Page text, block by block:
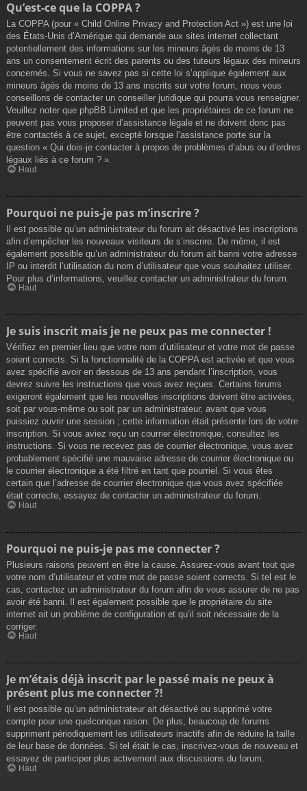
Qu’est-ce que la COPPA ?
La COPPA (pour « Child Online Privacy and Protection Act ») est une loi
des États-Unis d’Amérique qui demande aux sites internet collectant
potentiellement des informations sur les mineurs âgés de moins de 13
ans un consentement écrit des parents ou des tuteurs légaux des mineurs
concernés. Si vous ne savez pas si cette loi s’applique également aux
mineurs âgés de moins de 13 ans inscrits sur votre forum, nous vous
conseillons de contacter un conseiller juridique qui pourra vous renseigner.
Veuillez noter que phpBB Limited et que les propriétaires de ce forum ne
peuvent pas vous proposer d’assistance légale et ne doivent donc pas
être contactés à ce sujet, excepté lorsque l’assistance porte sur la
question « Qui dois-je contacter à propos de problèmes d’abus ou d’ordres
légaux liés à ce forum ? ».
Haut
Pourquoi ne puis-je pas m’inscrire ?
Il est possible qu’un administrateur du forum ait désactivé les inscriptions
afin d’empêcher les nouveaux visiteurs de s’inscrire. De même, il est
également possible qu’un administrateur du forum ait banni votre adresse
IP ou interdit l’utilisation du nom d’utilisateur que vous souhaitez utiliser.
Pour plus d’informations, veuillez contacter un administrateur du forum.
Haut
Je suis inscrit mais je ne peux pas me connecter !
Vérifiez en premier lieu que votre nom d’utilisateur et votre mot de passe
soient corrects. Si la fonctionnalité de la COPPA est activée et que vous
avez spécifié avoir en dessous de 13 ans pendant l’inscription, vous
devrez suivre les instructions que vous avez reçues. Certains forums
exigeront également que les nouvelles inscriptions doivent être activées,
soit par vous-même ou soit par un administrateur, avant que vous
puissiez ouvrir une session ; cette information était présente lors de votre
inscription. Si vous aviez reçu un courrier électronique, consultez les
instructions. Si vous ne recevez pas de courrier électronique, vous avez
probablement spécifié une mauvaise adresse de courrier électronique ou
le courrier électronique a été filtré en tant que pourriel. Si vous êtes
certain que l’adresse de courrier électronique que vous avez spécifiée
était correcte, essayez de contacter un administrateur du forum.
Haut
Pourquoi ne puis-je pas me connecter ?
Plusieurs raisons peuvent en être la cause. Assurez-vous avant tout que
votre nom d’utilisateur et votre mot de passe soient corrects. Si tel est le
cas, contactez un administrateur du forum afin de vous assurer de ne pas
avoir été banni. Il est également possible que le propriétaire du site
internet ait un problème de configuration et qu’il soit nécessaire de la
corriger.
Haut
Je m’étais déjà inscrit par le passé mais ne peux à
présent plus me connecter ?!
Il est possible qu’un administrateur ait désactivé ou supprimé votre
compte pour une quelconque raison. De plus, beaucoup de forums
suppriment périodiquement les utilisateurs inactifs afin de réduire la taille
de leur base de données. Si tel était le cas, inscrivez-vous de nouveau et
essayez de participer plus activement aux discussions du forum.
Haut